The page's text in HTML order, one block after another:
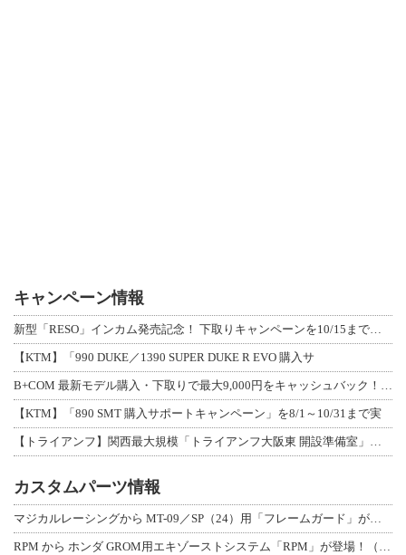
キャンペーン情報
【KTM】「990 DUKE／1390 SUPER DUKE R EVO 購入サ
【KTM】「890 SMT 購入サポートキャンペーン」を8/1～10/31まで実
カスタムパーツ情報